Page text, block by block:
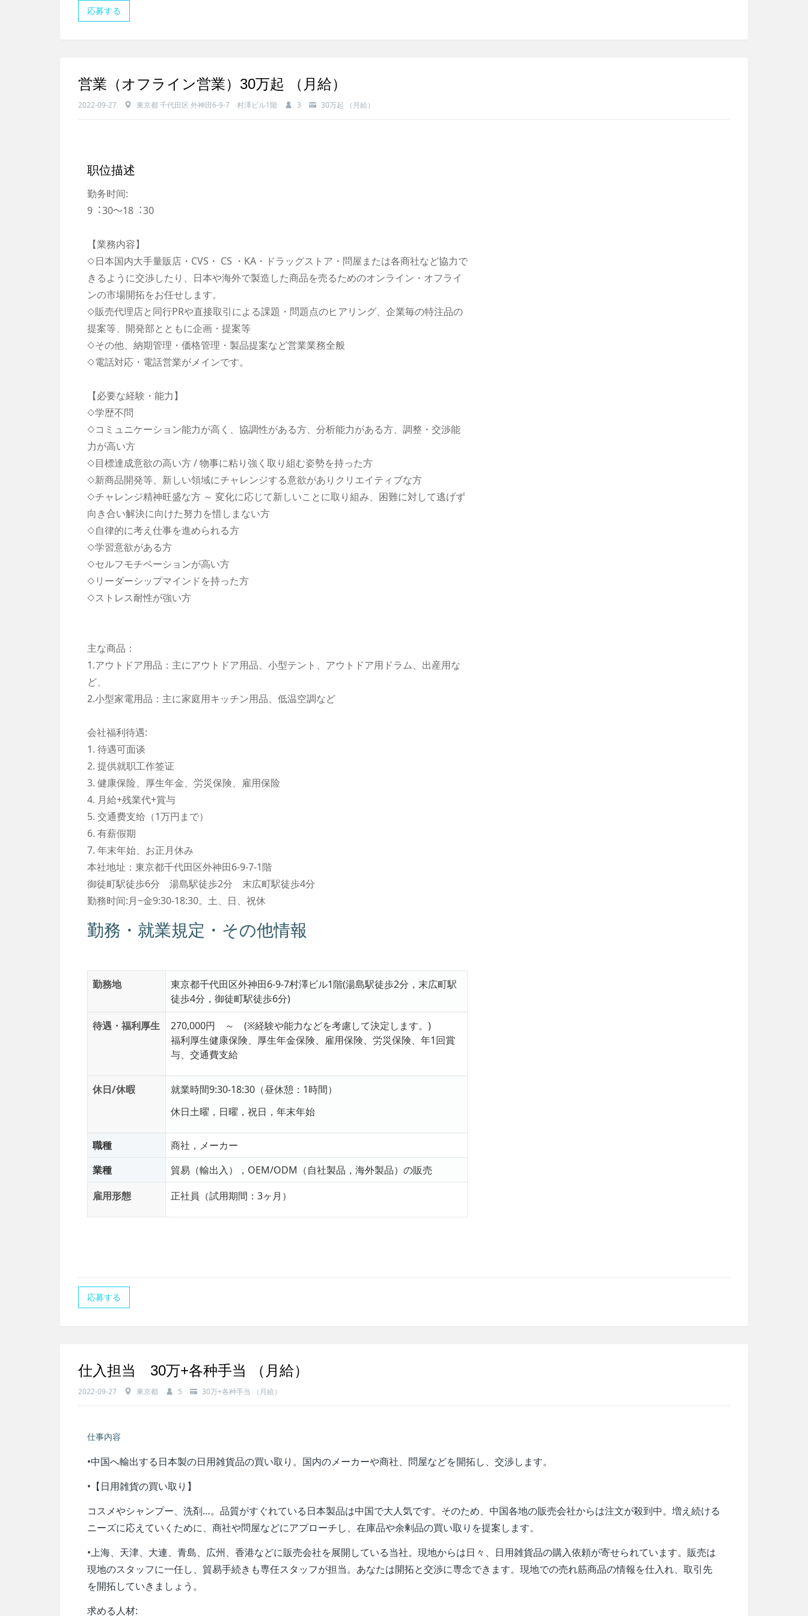
応募する
営業（オフライン営業）30万起 （月給）
2022-09-27 東京都 千代田区 外神田6-9-7 村澤ビル1階 3 30万起 （月給）
职位描述
勤务时间:
9︓30〜18︓30
【業務内容】
◇日本国内大手量販店・CVS・ CS ・KA・ドラッグストア・問屋または各商社など協力で
きるように交渉したり、日本や海外で製造した商品を売るためのオンライン・オフライ
ンの市場開拓をお任せします。
◇販売代理店と同行PRや直接取引による課題・問題点のヒアリング、企業毎の特注品の
提案等、開発部とともに企画・提案等
◇その他、納期管理・価格管理・製品提案など営業業務全般
◇電話対応・電話営業がメインです。
【必要な経験・能力】
◇学歴不問
◇コミュニケーション能力が高く、協調性がある方、分析能力がある方、調整・交渉能
力が高い方
◇目標達成意欲の高い方 / 物事に粘り強く取り組む姿勢を持った方
◇新商品開発等、新しい領域にチャレンジする意欲がありクリエイティブな方
◇チャレンジ精神旺盛な方 ～ 変化に応じて新しいことに取り組み、困難に対して逃げず
向き合い解決に向けた努力を惜しまない方
◇自律的に考え仕事を進められる方
◇学習意欲がある方
◇セルフモチベーションが高い方
◇リーダーシップマインドを持った方
◇ストレス耐性が強い方
主な商品：
1.アウトドア用品：主にアウトドア用品、小型テント、アウトドア用ドラム、出産用な
ど、
2.小型家電用品：主に家庭用キッチン用品、低温空調など
会社福利待遇:
1. 待遇可面谈
2. 提供就职工作签证
3. 健康保险、厚生年金、労災保険、雇用保险
4. 月給+残業代+賞与
5. 交通费支给（1万円まで）
6. 有薪假期
7. 年末年始、お正月休み
本社地址：東京都千代田区外神田6-9-7-1階
御徒町駅徒歩6分 湯島駅徒歩2分 末広町駅徒歩4分
勤務时间:月~金9:30-18:30。土、日、祝休
勤務・就業規定・その他情報
勤務地
東京都千代田区外神田6-9-7村澤ビル1階(湯島駅徒歩2分，末広町駅
徒歩4分，御徒町駅徒歩6分)
待遇・福利厚生
270,000円 ～ (※経験や能力などを考慮して決定します。)
福利厚生健康保険、厚生年金保険、雇用保険、労災保険、年1回賞
与、交通費支給
休日/休暇 就業時間9:30-18:30（昼休憩：1時間）
休日土曜，日曜，祝日，年末年始
職種
商社，メーカー
業種
貿易（輸出入），OEM/ODM（自社製品，海外製品）の販売
雇用形態
正社員（試用期間：3ヶ月）
応募する
仕入担当 30万+各种手当 （月給）
2022-09-27 東京都 5 30万+各种手当 （月給）
仕事内容
•中国へ輸出する日本製の日用雑貨品の買い取り。国内のメーカーや商社、問屋などを開拓し、交渉します。
• 【日用雑貨の買い取り】
コスメやシャンプー、洗剤…。品質がすぐれている日本製品は中国で大人気です。そのため、中国各地の販売会社からは注文が殺到中。増え続ける
ニーズに応えていくために、商社や問屋などにアプローチし、在庫品や余剰品の買い取りを提案します。
•上海、天津、大連、青島、広州、香港などに販売会社を展開している当社。現地からは日々、日用雑貨品の購入依頼が寄せられています。販売は
現地のスタッフに一任し、貿易手続きも専任スタッフが担当。あなたは開拓と交渉に専念できます。現地での売れ筋商品の情報を仕入れ、取引先
を開拓していきましょう。
求める人材: